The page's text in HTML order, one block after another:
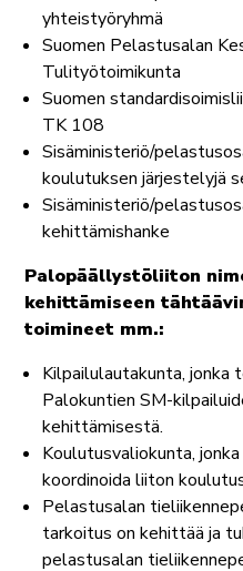
yhteistyöryhmä
Suomen Pelastusalan
Tulityötoimikunta
Suomen
TK 108
Sisäministeriö/
koulutuksen järjestelyjä
Sisäministeriö/
kehittämishanke
Palopäällystöliiton
kehittämiseen
toimineet mm.:
Kilpailulautakunta, jonka
Palokuntien SM-
kehittämisestä.
Koulutusvaliokunta,
koordinoida liiton
Pelastusalan
tarkoitus on kehittää ja
pelastusalan